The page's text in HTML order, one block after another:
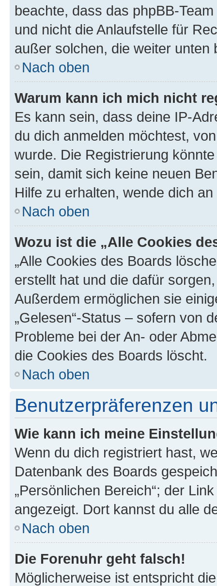
beachte, dass das phpBB-
und nicht die Anlaufstelle für
außer solchen, die weiter unten
Nach oben
Warum kann ich mich nicht
Es kann sein, dass deine IP-
du dich anmelden möchtest,
wurde. Die Registrierung
sein, damit sich keine neuen
Hilfe zu erhalten, wende dich
Nach oben
Wozu ist die „Alle Cookies
„Alle Cookies des Boards
erstellt hat und die dafür
Außerdem ermöglichen sie
„Gelesen“-Status – sofern von
Probleme bei der An- oder
die Cookies des Boards löscht.
Nach oben
Benutzerpräferenzen
Wie kann ich meine
Wenn du dich registriert hast,
Datenbank des Boards
„Persönlichen Bereich“; der
angezeigt. Dort kannst du alle
Nach oben
Die Forenuhr geht falsch!
Möglicherweise ist entspricht